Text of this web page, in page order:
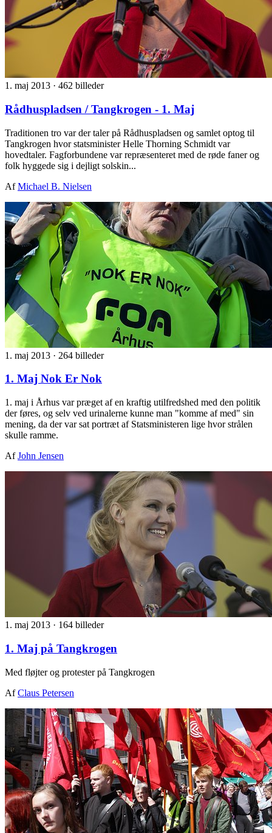
1. maj 2013 · 462 billeder
Rådhuspladsen / Tangkrogen - 1. Maj
Traditionen tro var der taler på Rådhuspladsen og samlet optog til
Tangkrogen hvor statsminister Helle Thorning Schmidt var
hovedtaler. Fagforbundene var repræsenteret med de røde faner og
folk hyggede sig i dejligt solskin...
AfMichael B. Nielsen
1. maj 2013 · 264 billeder
1. Maj Nok Er Nok
1. maj i Århus var præget af en kraftig utilfredshed med den politik
der føres, og selv ved urinalerne kunne man "komme af med" sin
mening, da der var sat portræt af Statsministeren lige hvor strålen
skulle ramme.
AfJohn Jensen
1. maj 2013 · 164 billeder
1. Maj på Tangkrogen
Med fløjter og protester på Tangkrogen
AfClaus Petersen